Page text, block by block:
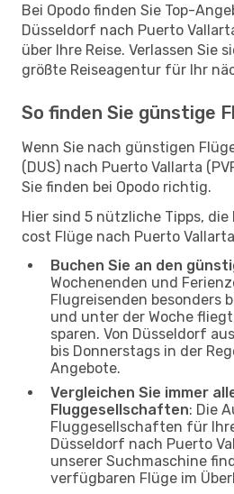
Bei Opodo finden Sie Top-
Düsseldorf nach Puerto
über Ihre Reise. Verlassen Sie
größte Reiseagentur für Ihr
So finden Sie günstige
Wenn Sie nach günstigen
(DUS) nach Puerto Vallarta
Sie finden bei Opodo richtig.
Hier sind 5 nützliche Tipps,
cost Flüge nach Puerto
Buchen Sie an den
Wochenenden und
Flugreisenden besonders
und unter der Woche
sparen. Von Düsseldorf
bis Donnerstags in der
Angebote.
Vergleichen Sie immer
Fluggesellschaften: Die
Fluggesellschaften für
Düsseldorf nach Puerto
unserer Suchmaschine
verfügbaren Flüge im